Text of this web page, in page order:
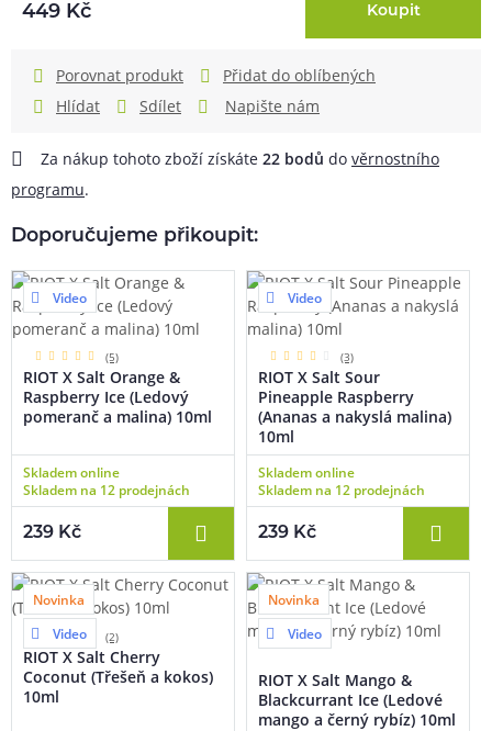
449 Kč Koupit
Porovnat produkt
Přidat do oblíbených
Hlídat
Sdílet Napište nám
Za nákup tohoto zboží získáte 22 bodů do věrnostního
programu.
Doporučujeme přikoupit:
Video
(5)
RIOT X Salt Orange &
Raspberry Ice (Ledový
pomeranč a malina) 10ml
Skladem online
Skladem na 12 prodejnách
239 Kč
Video
(3)
RIOT X Salt Sour
Pineapple Raspberry
(Ananas a nakyslá malina)
10ml
Skladem online
Skladem na 12 prodejnách
239 Kč
Novinka
Video
(2)
RIOT X Salt Cherry
Coconut (Třešeň a kokos)
10ml
Novinka
Video
RIOT X Salt Mango &
Blackcurrant Ice (Ledové
mango a černý rybíz) 10ml